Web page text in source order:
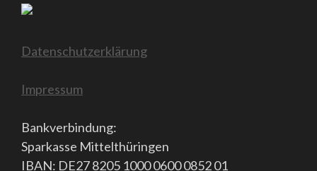
Datenschutzerklärung
Impressum
Bankverbindung:
Sparkasse Mittelthüringen
IBAN: DE27 8205 1000 0600 0852 01